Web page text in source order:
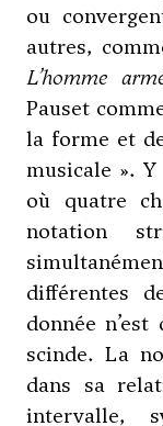
ou
autres,
L’homme
Pauset
la forme et
musicale ».
où quatre
notation
différentes
donnée
scinde. La
dans sa
intervalle,